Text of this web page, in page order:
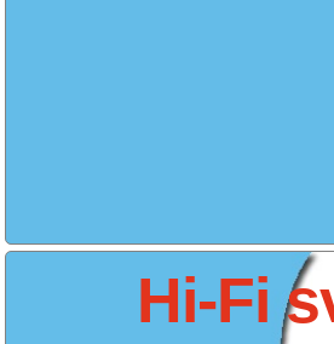
Hi-Fi